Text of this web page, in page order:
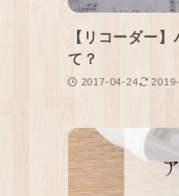
【リコーダー
て？
2017-04-24